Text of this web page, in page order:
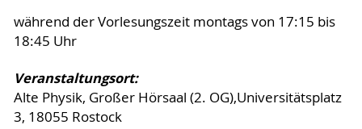
während der Vorlesungszeit montags von 17:15 bis
18:45 Uhr
Veranstaltungsort:
Alte Physik, Großer Hörsaal (2. OG),Universitätsplatz
3, 18055 Rostock